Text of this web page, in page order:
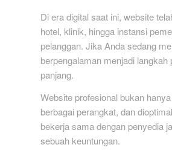
Di era digital saat ini, website
hotel, klinik, hingga instansi
pelanggan. Jika Anda sedang
berpengalaman menjadi
panjang.
Website profesional bukan
berbagai perangkat, dan
bekerja sama dengan penyedia
sebuah keuntungan.